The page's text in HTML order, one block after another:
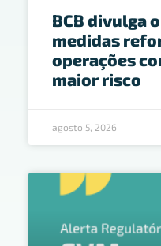
BCB divulga
medidas
operações
maior risco
agosto 5, 2026